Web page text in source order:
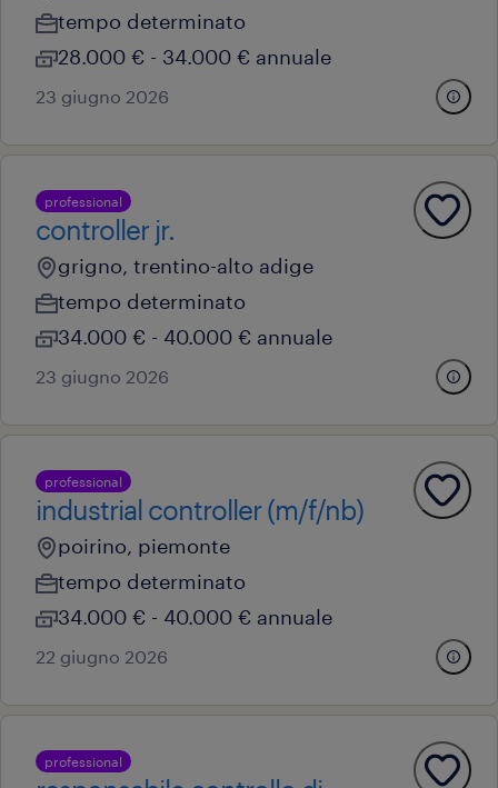
tempo determinato
28.000 € - 34.000 € annuale
23 giugno 2026
professional
controller jr.
grigno, trentino-alto adige
tempo determinato
34.000 € - 40.000 € annuale
23 giugno 2026
professional
industrial controller (m/f/nb)
poirino, piemonte
tempo determinato
34.000 € - 40.000 € annuale
22 giugno 2026
professional